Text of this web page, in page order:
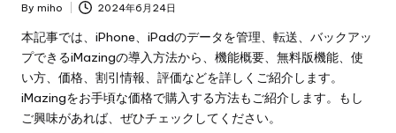
Posted
by
By miho 2024年6月24日
本記事では、iPhone、iPadのデータを管理、転送、バックアッ
プできるiMazingの導入方法から、機能概要、無料版機能、使
い方、価格、割引情報、評価などを詳しくご紹介します。
iMazingをお手頃な価格で購入する方法もご紹介します。もし
ご興味があれば、ぜひチェックしてください。